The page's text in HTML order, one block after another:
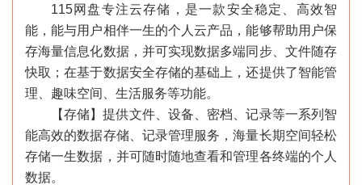
115网盘专注云存储，是一款安全稳定、高效智
能，能与用户相伴一生的个人云产品，能够帮助用户保
存海量信息化数据，并可实现数据多端同步、文件随存
快取；在基于数据安全存储的基础上，还提供了智能管
理、趣味空间、生活服务等功能。
【存储】提供文件、设备、密档、记录等一系列智
能高效的数据存储、记录管理服务，海量长期空间轻松
存储一生数据，并可随时随地查看和管理各终端的个人
数据。